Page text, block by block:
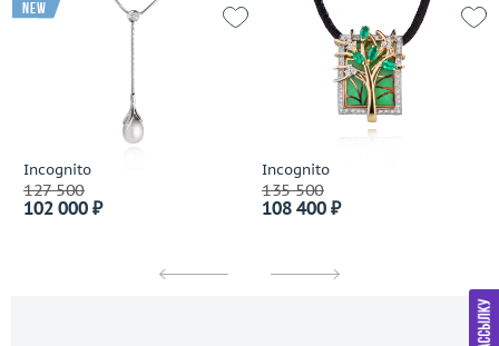
Incognito
127 500
102 000 ₽
new
Incognito
135 500
108 400 ₽